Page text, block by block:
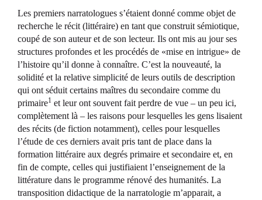
Les premiers narratologues s’étaient donné comme objet de
recherche le récit (littéraire) en tant que construit sémiotique,
coupé de son auteur et de son lecteur. Ils ont mis au jour ses
structures profondes et les procédés de «mise en intrigue» de
l’histoire qu’il donne à connaître. C’est la nouveauté, la
solidité et la relative simplicité de leurs outils de description
qui ont séduit certains maîtres du secondaire comme du
primaire1 et leur ont souvent fait perdre de vue – un peu ici,
complètement là – les raisons pour lesquelles les gens lisaient
des récits (de fiction notamment), celles pour lesquelles
l’étude de ces derniers avait pris tant de place dans la
formation littéraire aux degrés primaire et secondaire et, en
fin de compte, celles qui justifiaient l’enseignement de la
littérature dans le programme rénové des humanités. La
transposition didactique de la narratologie m’apparait, a